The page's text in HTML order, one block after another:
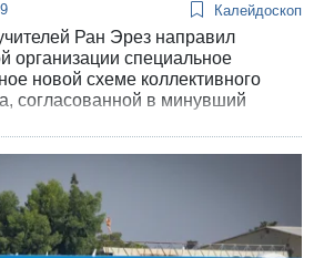
Калейдоскоп
Ран Эрез направил
организации специальное
новой схеме коллективного
согласованной в минувший
«До подписания
и другие организационные
вследствие трудового спора», -